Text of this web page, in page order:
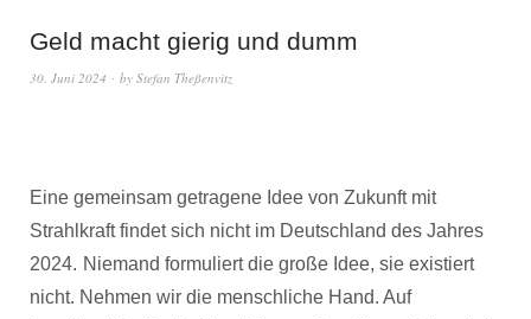
Geld macht gierig und dumm
30. Juni 2024 by Stefan Theßenvitz
Eine gemeinsam getragene Idee von Zukunft mit
Strahlkraft findet sich nicht im Deutschland des Jahres
2024. Niemand formuliert die große Idee, sie existiert
nicht. Nehmen wir die menschliche Hand. Auf